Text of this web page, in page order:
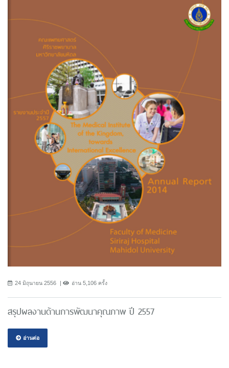
24 มิถุนายน 2556 อ่าน 5,106 ครั้ง
สรุปผลงานด้านการพัฒนาคุณภาพ ปี 2557
อ่านต่อ